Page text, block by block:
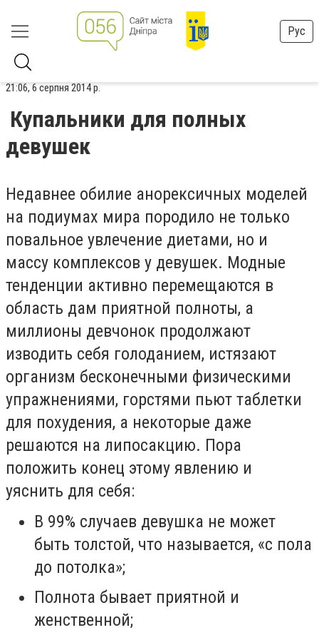
Рус
21:06, 6 серпня 2014 р.
Купальники для полных
девушек
Недавнее обилие анорексичных моделей
на подиумах мира породило не только
повальное увлечение диетами, но и
массу комплексов у девушек. Модные
тенденции активно перемещаются в
область дам приятной полноты, а
миллионы девчонок продолжают
изводить себя голоданием, истязают
организм бесконечными физическими
упражнениями, горстями пьют таблетки
для похудения, а некоторые даже
решаются на липосакцию. Пора
положить конец этому явлению и
уяснить для себя:
В 99% случаев девушка не может
быть толстой, что называется, «с пола
до потолка»;
Полнота бывает приятной и
женственной;